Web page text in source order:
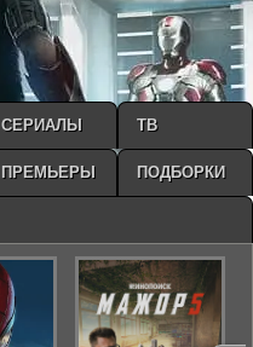
СЕРИАЛЫ ТВ
ПРЕМЬЕРЫ ПОДБОРКИ